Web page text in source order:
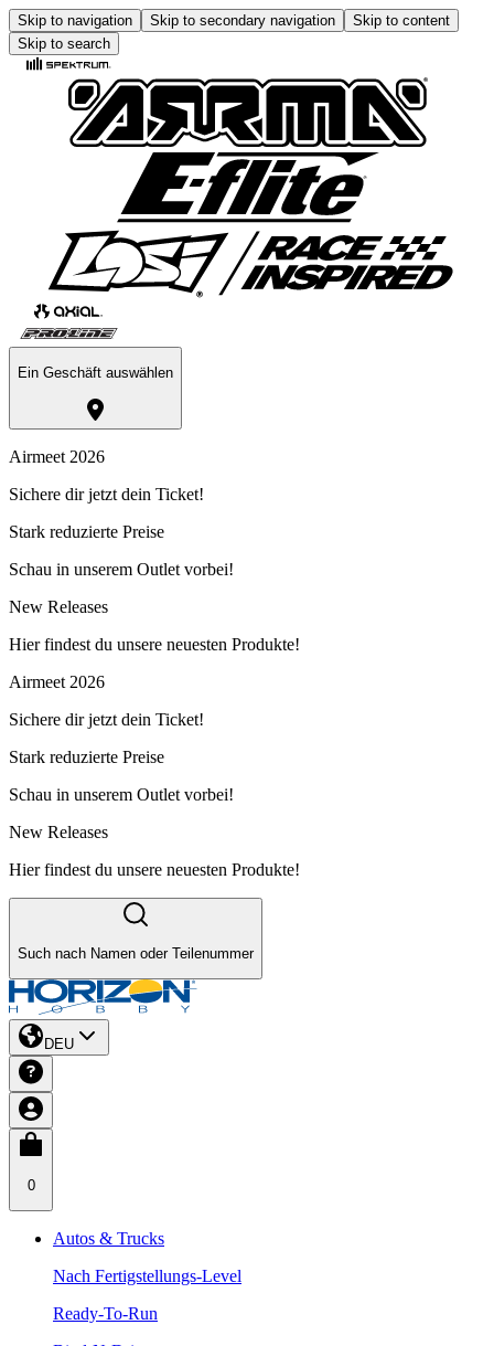
Skip to navigation Skip to secondary navigation
Skip to content
Skip to search
Ein Geschäft auswählen
Airmeet 2026
Sichere dir jetzt dein Ticket!
Stark reduzierte Preise
Schau in unserem Outlet vorbei!
New Releases
Hier findest du unsere neuesten Produkte!
Airmeet 2026
Sichere dir jetzt dein Ticket!
Stark reduzierte Preise
Schau in unserem Outlet vorbei!
New Releases
Hier findest du unsere neuesten Produkte!
Such nach Namen oder Teilenummer
DEU
0
Autos & Trucks
Nach Fertigstellungs-Level
Ready-To-Run